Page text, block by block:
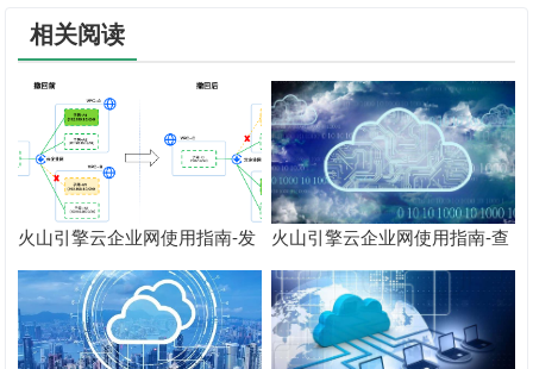
相关阅读
火山引擎云企业网使用指南-发
布/撤回VPC路由
火山引擎云企业网使用指南-查
看路由信息